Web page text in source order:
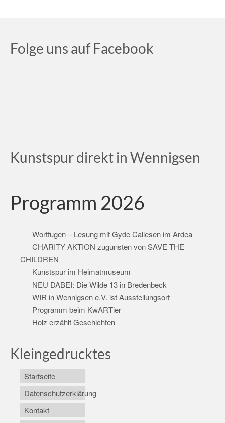
Folge uns auf Facebook
Kunstspur direkt in Wennigsen
Programm 2026
Wortfugen – Lesung mit Gyde Callesen im Ardea
CHARITY AKTION zugunsten von SAVE THE
CHILDREN
Kunstspur im Heimatmuseum
NEU DABEI: Die Wilde 13 in Bredenbeck
WIR in Wennigsen e.V. ist Ausstellungsort
Programm beim KwARTier
Holz erzählt Geschichten
Kleingedrucktes
Startseite
Datenschutzerklärung
Kontakt